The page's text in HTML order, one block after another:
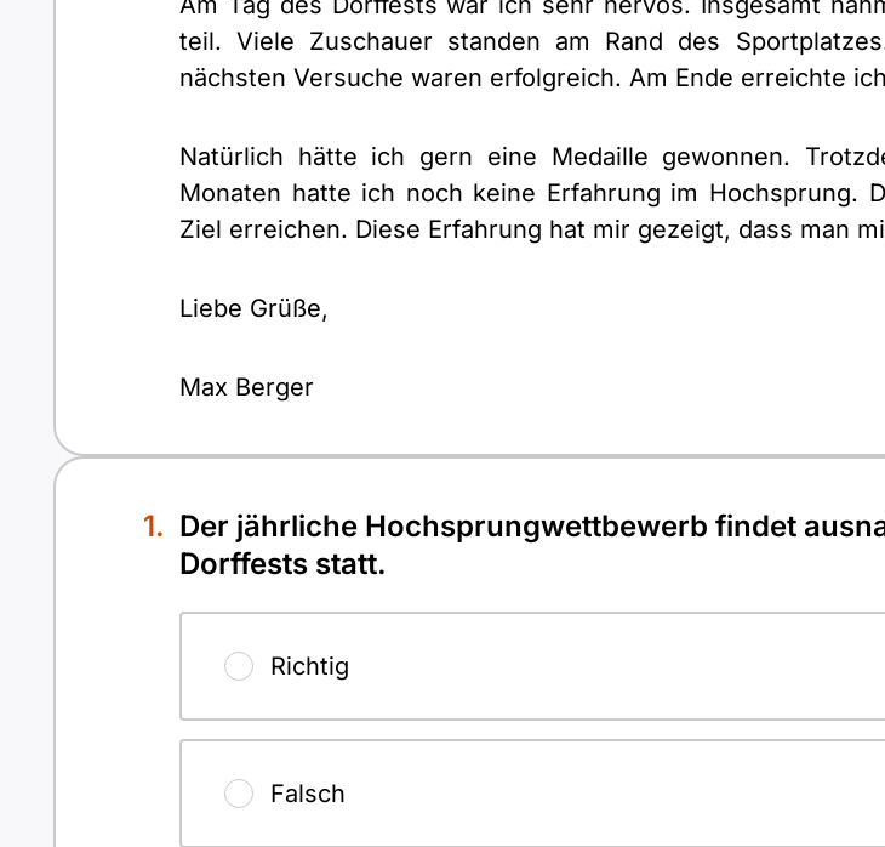
teil. Viele Zuschauer standen am Rand des
nächsten Versuche waren erfolgreich. Am Ende erreichte
Natürlich hätte ich gern eine Medaille gewonnen.
Monaten hatte ich noch keine Erfahrung im Hochsprung.
Ziel erreichen. Diese Erfahrung hat mir gezeigt, dass man
Liebe Grüße,
Max Berger
Der jährliche Hochsprungwettbewerb findet
Dorffests statt.
Richtig
Falsch